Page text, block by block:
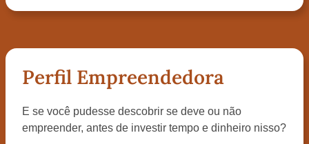
Perfil Empreendedora
E se você pudesse descobrir se deve ou não
empreender, antes de investir tempo e dinheiro nisso?